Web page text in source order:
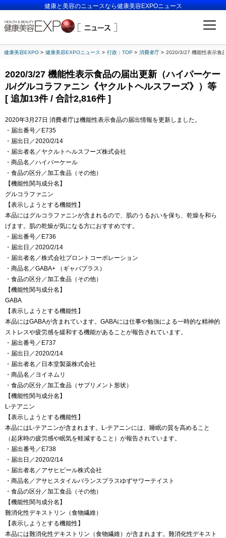
健康と美容のニュースなら健康美容EXPOニュース
健康美容EXPO 健康美容EXPOニュース 行政：TOP 消費者庁 2020/3/27 機能性表示食
2020/3/27 機能性表示食品の届出更新（ハイパーケー
ル/グルコラファニン《ヤクルトヘルスフーズ》）等
[ 追加13件 / 合計2,816件 ]
2020年3月27日 消費者庁は機能性表示食品の届出情報を更新しました。
・届出番号／E735
・届出日／2020/2/14
・届出者名／ヤクルトヘルスフーズ株式会社
・商品名／ハイパーケール
・食品の区分／加工食品（その他）
【機能性関与成分名】
グルコラファニン
【表示しようとする機能性】
本品にはグルコラファニンが含まれるので、肌のうるおいを保ち、乾燥を和ら
げます。肌の乾燥が気になる方におすすめです。
・届出番号／E736
・届出日／2020/2/14
・届出者名／株式会社プロントコーポレーション
・商品名／GABA+ （ギャバプラス）
・食品の区分／加工食品（その他）
【機能性関与成分名】
GABA
【表示しようとする機能性】
本品にはGABAが含まれています。GABAには仕事や勉強による一時的な精神的
ストレスや疲労感を緩和する機能があることが報告されています。
・届出番号／E737
・届出日／2020/2/14
・届出者名／日本堂製薬株式会社
・商品名／ヨイネムリ
・食品の区分／加工食品（サプリメント形状）
【機能性関与成分名】
L-テアニン
【表示しようとする機能性】
本品にはL-テアニンが含まれます。L-テアニンには、睡眠の質を高めること
（起床時の疲労感や眠気を軽減すること）が報告されています。
・届出番号／E738
・届出日／2020/2/14
・届出者名／アサヒビール株式会社
・商品名／アサヒスタイルバランスプラスゆずサワーテイスト
・食品の区分／加工食品（その他）
【機能性関与成分名】
難消化性デキストリン（食物繊維）
【表示しようとする機能性】
本品には難消化性デキストリン（食物繊維）が含まれます。難消化性デキスト